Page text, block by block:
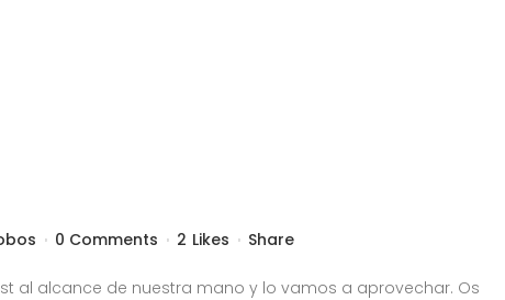
0 Comments 2 Likes Share
al alcance de nuestra mano y lo vamos a aprovechar. Os